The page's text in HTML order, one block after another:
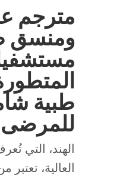
مترجم
ومنسق
طبية
الهند، التي
العالية، تعتبر